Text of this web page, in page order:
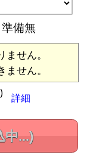
準備無
せん。
せん。
詳細
中...)